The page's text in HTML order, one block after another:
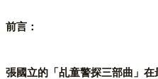
前言：
張國立的「乩童警探三部曲」